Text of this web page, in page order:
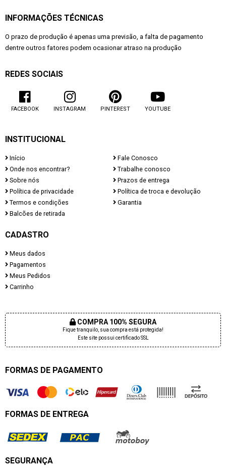
INFORMAÇÕES TÉCNICAS
O prazo de produção é apenas uma previsão, a falta de pagamento
dentre outros fatores podem ocasionar atraso na produção
REDES SOCIAIS
FACEBOOK INSTAGRAM PINTEREST YOUTUBE
INSTITUCIONAL
Início
Fale Conosco
Onde nos encontrar?
Trabalhe conosco
Sobre nós
Prazos de entrega
Política de privacidade
Política de troca e devolução
Termos e condições
Garantia
Balcões de retirada
CADASTRO
Meus dados
Pagamentos
Meus Pedidos
Carrinho
COMPRA 100% SEGURA
Fique tranquilo, sua compra está protegida!
Este site possui certificado SSL
FORMAS DE PAGAMENTO
FORMAS DE ENTREGA
SEGURANÇA